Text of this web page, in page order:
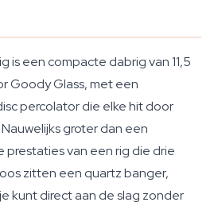
is een compacte dabrig van 11,5
Goody Glass, met een
percolator die elke hit door
groter dan een
prestaties van een rig die drie
zitten een quartz banger,
kunt direct aan de slag zonder